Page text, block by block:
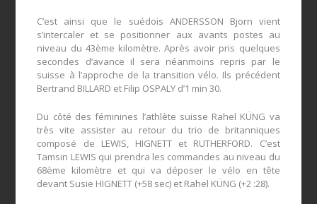
C’est ainsi que le suédois ANDERSSON Bjorn vient
s’intercaler et se positionner aux avants postes au
niveau du 43ème kilomètre. Après avoir pris quelques
secondes d’avance il sera néanmoins repris par le
suisse à l’approche de la transition vélo. Ils précédent
Bertrand BILLARD et Filip OSPALY d’1 min 30.
Du côté des féminines l’athlète suisse Rahel KÜNG va
très vite assister au retour du trio de britanniques
composé de LEWIS, HIGNETT et RUTHERFORD. C’est
Tamsin LEWIS qui prendra les commandes au niveau du
68ème kilomètre et qui va déposer le vélo en tête
devant Susie HIGNETT (+58 sec) et Rahel KÜNG (+2 :28).